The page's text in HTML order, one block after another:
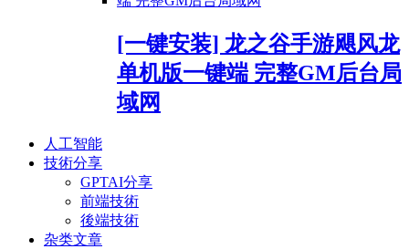
[一键安装] 龙之谷手游飓风龙
单机版一键端 完整GM后台局
域网
人工智能
技術分享
GPTAI分享
前端技術
後端技術
杂类文章